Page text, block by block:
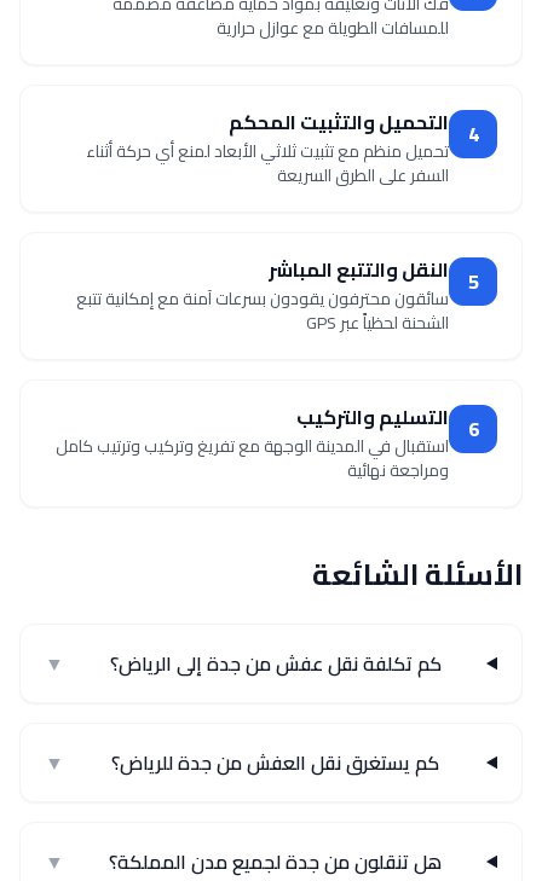
للمسافات الطويلة مع عوازل حرارية
4 التحميل والتثبيت المحكم
تحميل منظم مع تثبيت ثلاثي الأبعاد لمنع أي حركة أثناء
السفر على الطرق السريعة
5 النقل والتتبع المباشر
سائقون محترفون يقودون بسرعات آمنة مع إمكانية تتبع
الشحنة لحظياً عبر GPS
6 التسليم والتركيب
استقبال في المدينة الوجهة مع تفريغ وتركيب وترتيب كامل
ومراجعة نهائية
الأسئلة الشائعة
كم تكلفة نقل عفش من جدة إلى الرياض؟ ▼
كم يستغرق نقل العفش من جدة للرياض؟ ▼
هل تنقلون من جدة لجميع مدن المملكة؟ ▼